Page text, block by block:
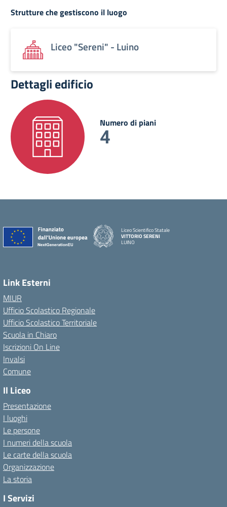
Strutture che gestiscono il luogo
Liceo "Sereni" - Luino
Dettagli edificio
Numero di piani
4
Liceo Scientifico Statale
VITTORIO SERENI
LUINO
Link Esterni
MIUR
Ufficio Scolastico Regionale
Ufficio Scolastico Territoriale
Scuola in Chiaro
Iscrizioni On Line
Invalsi
Comune
Il Liceo
Presentazione
I luoghi
Le persone
I numeri della scuola
Le carte della scuola
Organizzazione
La storia
I Servizi